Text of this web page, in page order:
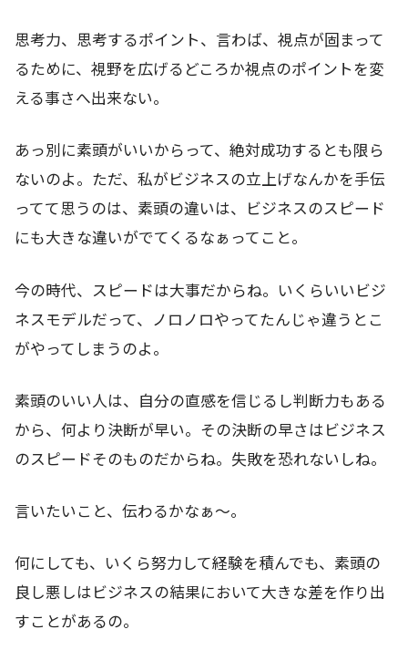
思考力、思考するポイント、言わば、視点が固まって
るために、視野を広げるどころか視点のポイントを変
える事さへ出来ない。
あっ別に素頭がいいからって、絶対成功するとも限ら
ないのよ。ただ、私がビジネスの立上げなんかを手伝
ってて思うのは、素頭の違いは、ビジネスのスピード
にも大きな違いがでてくるなぁってこと。
今の時代、スピードは大事だからね。いくらいいビジ
ネスモデルだって、ノロノロやってたんじゃ違うとこ
がやってしまうのよ。
素頭のいい人は、自分の直感を信じるし判断力もある
から、何より決断が早い。その決断の早さはビジネス
のスピードそのものだからね。失敗を恐れないしね。
言いたいこと、伝わるかなぁ～。
何にしても、いくら努力して経験を積んでも、素頭の
良し悪しはビジネスの結果において大きな差を作り出
すことがあるの。